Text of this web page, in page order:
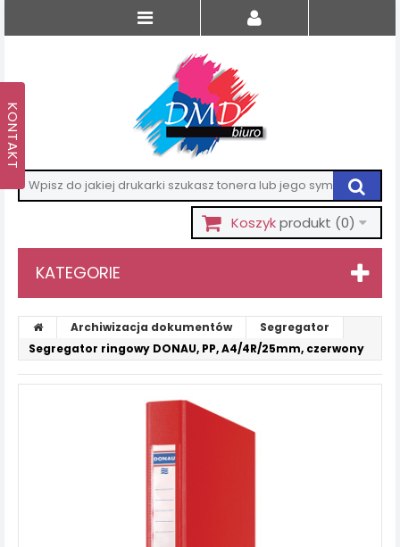
Koszykprodukt (0)
KATEGORIE
Archiwizacja dokumentów
Segregator
Segregator ringowy DONAU, PP, A4/4R/25mm, czerwony